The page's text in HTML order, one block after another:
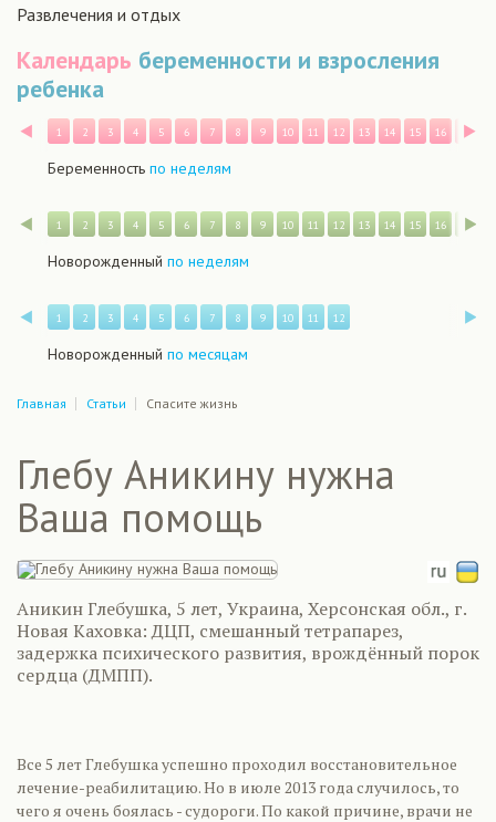
Развлечения и отдых
Календарь беременности и взросления
ребенка
Назад
1 2 3 4 5 6 7 8 9 10 11 12 13 14 15 16 17
Беременность по неделям
Назад
1 2 3 4 5 6 7 8 9 10 11 12 13 14 15 16 17
Новорожденный по неделям
Назад
1 2 3 4 5 6 7 8 9 10 11 12
Новорожденный по месяцам
Главная Статьи Спасите жизнь
Глебу Аникину нужна
Ваша помощь
Аникин Глебушка, 5 лет, Украина, Херсонская обл., г.
Новая Каховка: ДЦП, смешанный тетрапарез,
задержка психического развития, врождённый порок
сердца (ДМПП).
Все 5 лет Глебушка успешно проходил восстановительное
лечение-реабилитацию. Но в июле 2013 года случилось, то
чего я очень боялась - судороги. По какой причине, врачи не